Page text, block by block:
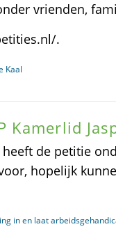
vrienden,
.
Kaal
Kamerlid
heeft de petitie
hopelijk
in en laat